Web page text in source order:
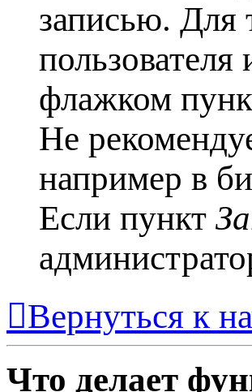
записью. Для
флажком
Не
например в
Если пункт
Вернуться к
Что делает